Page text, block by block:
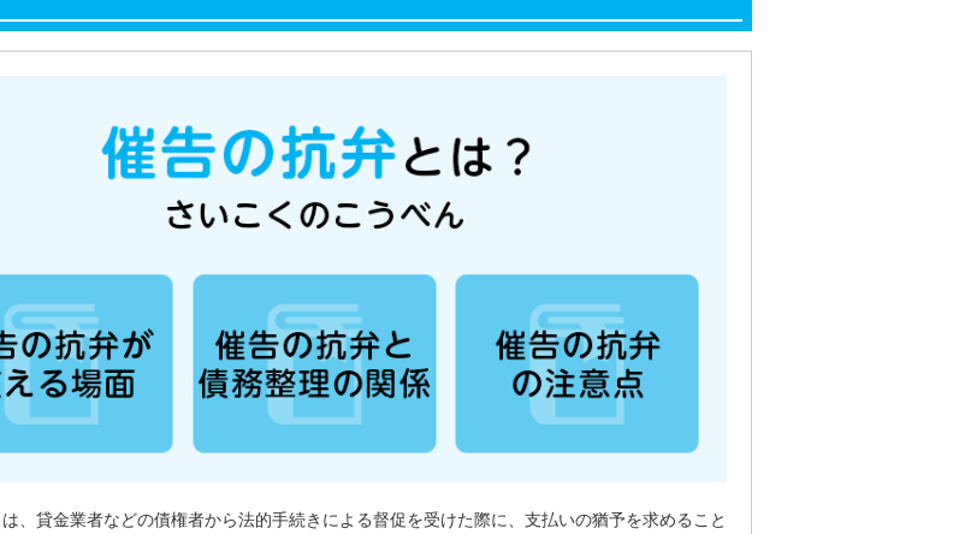
、貸金業者などの債権者から法的手続きによる督促を受けた際に、支払いの猶予を求めること